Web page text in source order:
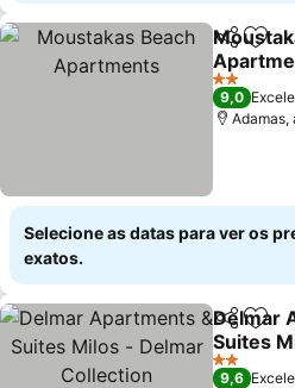
Partilhar
2 Estrelas
9,0
Adamas,
Selecione as datas para ver os
exatos.
Partilhar
Delmar
Suites
Collection
2 Estrelas
9,6